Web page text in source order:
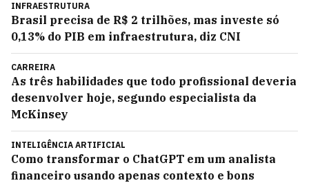
INFRAESTRUTURA
Brasil precisa de R$ 2 trilhões, mas investe só
0,13% do PIB em infraestrutura, diz CNI
CARREIRA
As três habilidades que todo profissional deveria
desenvolver hoje, segundo especialista da
McKinsey
INTELIGÊNCIA ARTIFICIAL
Como transformar o ChatGPT em um analista
financeiro usando apenas contexto e bons